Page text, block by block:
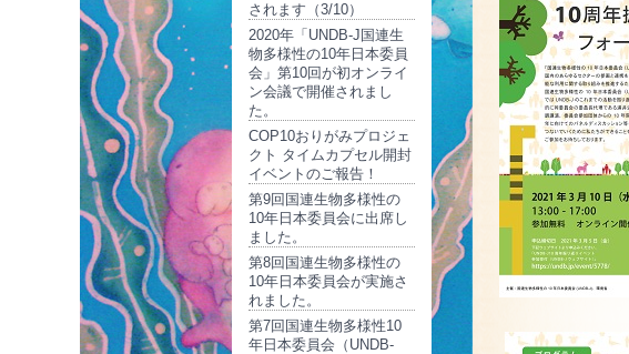
されます（3/10）
2020年「UNDB-J国連生
物多様性の10年日本委員
会」第10回が初オンライ
ン会議で開催されまし
た。
COP10おりがみプロジェ
クト タイムカプセル開封
イベントのご報告！
第9回国連生物多様性の
10年日本委員会に出席し
ました。
第8回国連生物多様性の
10年日本委員会が実施さ
れました。
第7回国連生物多様性10
年日本委員会（UNDB-